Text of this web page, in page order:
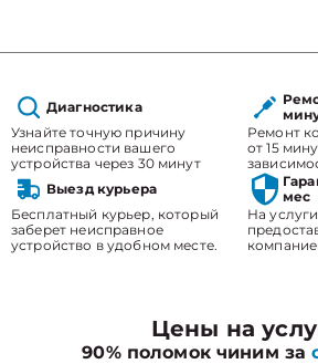
Диагностика
Узнайте точную причину
неисправности вашего
устройства через 30 минут
Ремонт
от 15
Выезд курьера
Бесплатный курьер, который
заберет неисправное
устройство в удобном месте.
мес
На
Цены на
90% поломок чиним за